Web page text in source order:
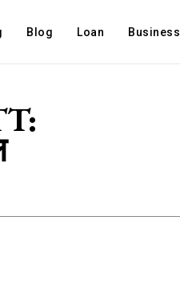
Blog Loan Business